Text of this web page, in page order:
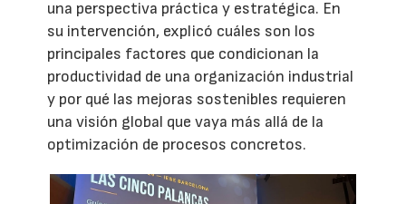
una perspectiva práctica y estratégica. En
su intervención, explicó cuáles son los
principales factores que condicionan la
productividad de una organización industrial
y por qué las mejoras sostenibles requieren
una visión global que vaya más allá de la
optimización de procesos concretos.